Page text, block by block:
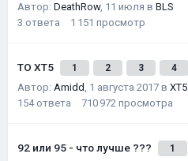
Автор: DeathRow, 11 июля в BLS
3 ответа 1 151 просмотр
ТО XT5 1 2 3 4
Автор: Amidd, 1 августа 2017 в XT5
154 ответа 710 972 просмотра
92 или 95 - что лучше ??? 1